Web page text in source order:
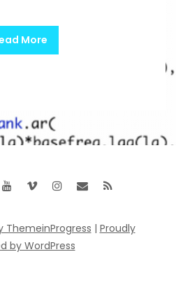
More
ThemeinProgress | Proudly
by WordPress